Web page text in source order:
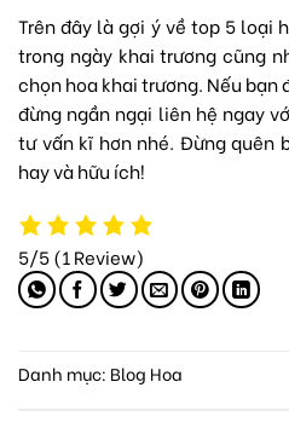
Trên đây là gợi ý về top 5 loại
trong ngày khai trương cũng
chọn hoa khai trương. Nếu
đừng ngần ngại liên hệ ngay
tư vấn kĩ hơn nhé. Đừng quên
hay và hữu ích!
5/5(1 Review)
Danh mục: Blog Hoa